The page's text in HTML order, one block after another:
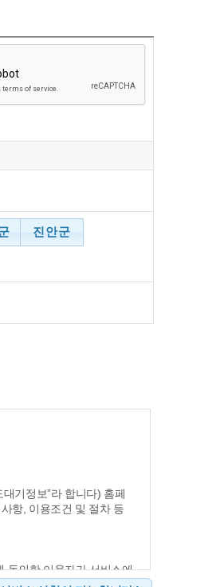
진안군
기정보”라 합니다) 홈페
항, 이용조건 및 절차 등
동의한 이용자가 서비스에